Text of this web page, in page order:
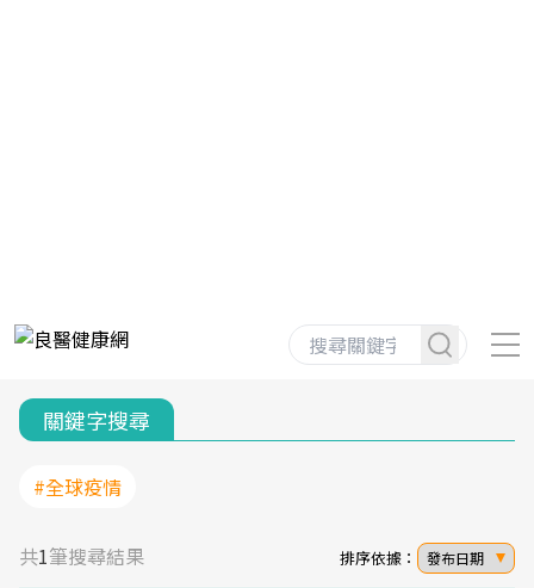
關鍵字搜尋
#全球疫情
共1筆搜尋結果 排序依據： 發布日期